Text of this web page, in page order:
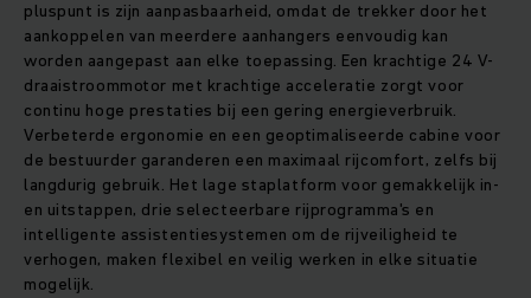
pluspunt is zijn aanpasbaarheid, omdat de trekker door het
aankoppelen van meerdere aanhangers eenvoudig kan
worden aangepast aan elke toepassing. Een krachtige 24 V-
draaistroommotor met krachtige acceleratie zorgt voor
continu hoge prestaties bij een gering energieverbruik.
Verbeterde ergonomie en een geoptimaliseerde cabine voor
de bestuurder garanderen een maximaal rijcomfort, zelfs bij
langdurig gebruik. Het lage staplatform voor gemakkelijk in-
en uitstappen, drie selecteerbare rijprogramma's en
intelligente assistentiesystemen om de rijveiligheid te
verhogen, maken flexibel en veilig werken in elke situatie
mogelijk.